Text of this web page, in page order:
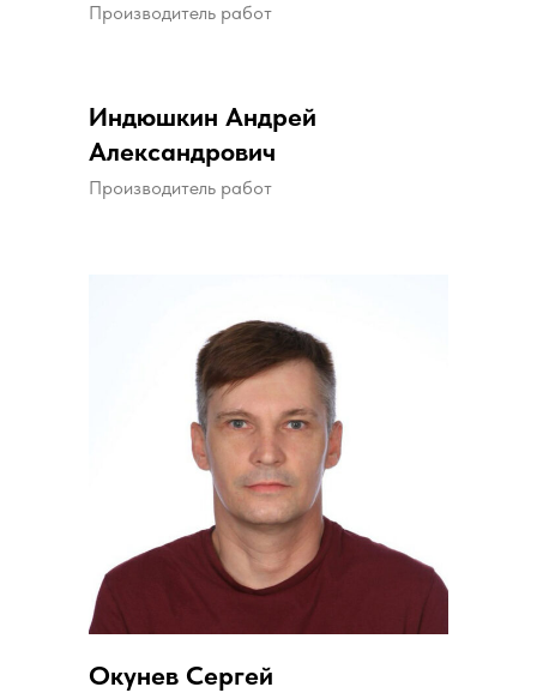
Производитель работ
Индюшкин Андрей
Александрович
Производитель работ
Окунев Сергей